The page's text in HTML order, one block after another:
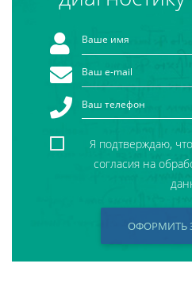
Я подтверждаю,
согласия на
ОФОРМИТЬ